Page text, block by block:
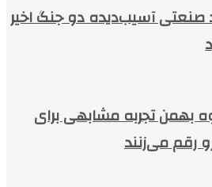
۴۶ واحد صنعتی آسیب‌دیده دو جنگ اخیر
بهمن تجربه مشابهی برای
رقم می‌زنند